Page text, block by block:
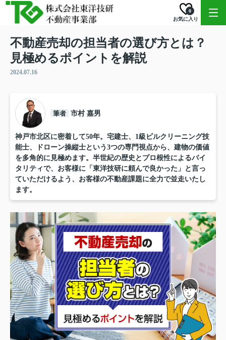
お気に入り
0
不動産売却の担当者の選び方とは？
見極めるポイントを解説
2024.07.16
筆者 市村 嘉男
神戸市北区に密着して50年。宅建士、1級ビルクリーニング技
能士、ドローン操縦士という3つの専門視点から、建物の価値
を多角的に見極めます。半世紀の歴史とプロ根性によるバイ
タリティで、お客様に「東洋技研に頼んで良かった」と言っ
ていただけるよう、お客様の不動産課題に全力で並走いたし
ます。